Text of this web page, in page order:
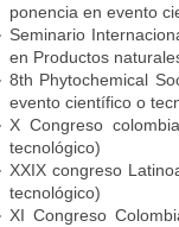
ponencia en evento
Seminario
en Productos
8th Phytochemical
evento científico o
X Congreso
tecnológico)
XXIX congreso
tecnológico)
XI Congreso